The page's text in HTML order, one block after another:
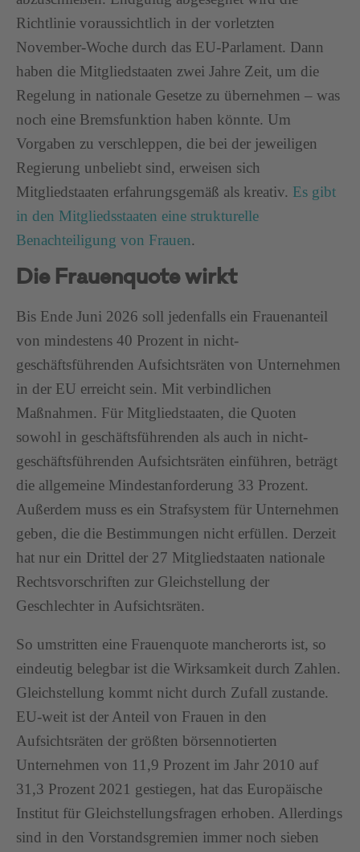
Richtlinie voraussichtlich in der vorletzten
November-Woche durch das EU-Parlament. Dann
haben die Mitgliedstaaten zwei Jahre Zeit, um die
Regelung in nationale Gesetze zu übernehmen – was
noch eine Bremsfunktion haben könnte. Um
Vorgaben zu verschleppen, die bei der jeweiligen
Regierung unbeliebt sind, erweisen sich
Mitgliedstaaten erfahrungsgemäß als kreativ. Es gibt
in den Mitgliedsstaaten eine strukturelle
Benachteiligung von Frauen.
Die Frauenquote wirkt
Bis Ende Juni 2026 soll jedenfalls ein Frauenanteil
von mindestens 40 Prozent in nicht-
geschäftsführenden Aufsichtsräten von Unternehmen
in der EU erreicht sein. Mit verbindlichen
Maßnahmen. Für Mitgliedstaaten, die Quoten
sowohl in geschäftsführenden als auch in nicht-
geschäftsführenden Aufsichtsräten einführen, beträgt
die allgemeine Mindestanforderung 33 Prozent.
Außerdem muss es ein Strafsystem für Unternehmen
geben, die die Bestimmungen nicht erfüllen. Derzeit
hat nur ein Drittel der 27 Mitgliedstaaten nationale
Rechtsvorschriften zur Gleichstellung der
Geschlechter in Aufsichtsräten.
So umstritten eine Frauenquote mancherorts ist, so
eindeutig belegbar ist die Wirksamkeit durch Zahlen.
Gleichstellung kommt nicht durch Zufall zustande.
EU-weit ist der Anteil von Frauen in den
Aufsichtsräten der größten börsennotierten
Unternehmen von 11,9 Prozent im Jahr 2010 auf
31,3 Prozent 2021 gestiegen, hat das Europäische
Institut für Gleichstellungsfragen erhoben. Allerdings
sind in den Vorstandsgremien immer noch sieben